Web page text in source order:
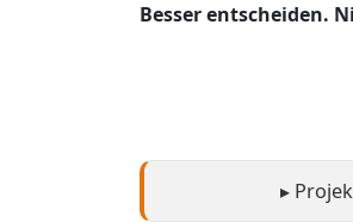
Besser entscheiden.
▸